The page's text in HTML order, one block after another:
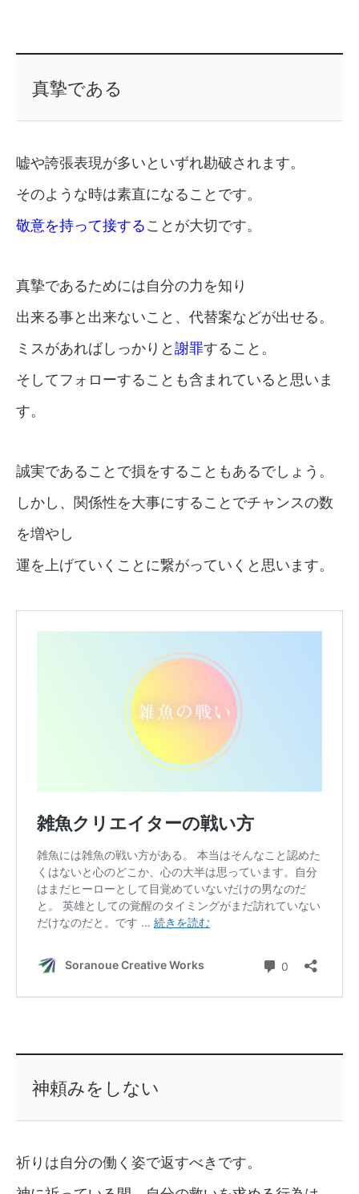
真摯である
嘘や誇張表現が多いといずれ勘破されます。
そのような時は素直になることです。
敬意を持って接する ことが大切です。
真摯であるためには自分の力を知り
出来る事と出来ないこと、代替案などが出せる。
ミスがあればしっかりと 謝罪すること。
そしてフォローすることも含まれていると思いま
す。
誠実であることで損をすることもあるでしょう。
しかし、関係性を大事にすることでチャンスの数
を増やし
運を上げていくことに繋がっていくと思います。
神頼みをしない
祈りは自分の働く姿で返すべきです。